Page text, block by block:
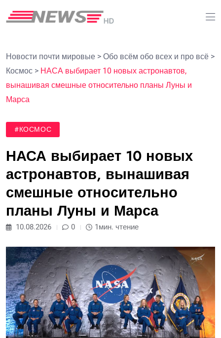
Новости почти мировые > Обо всём обо всех и про всё >
Космос > НАСА выбирает 10 новых астронавтов,
вынашивая смешные относительно планы Луны и
Марса
#КОСМОС
НАСА выбирает 10 новых
астронавтов, вынашивая
смешные относительно
планы Луны и Марса
10.08.2026 0 1мин. чтение